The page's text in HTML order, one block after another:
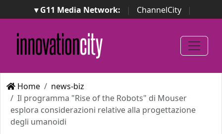
▾ G11 Media Network: | ChannelCity
|
ImpresaCity | SecurityOpenLab | Italian Channel
Awards
Italian Project Awards
Italian Security
Awards
Home
news-biz
Il programma "Rise of the Robots" di Mouser
esplora considerazioni relative alla progettazione
degli umanoidi